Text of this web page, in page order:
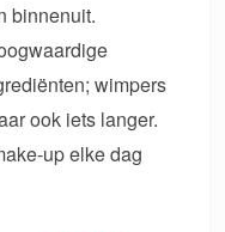
binnenuit.
wimpers
ook iets langer.
up elke dag